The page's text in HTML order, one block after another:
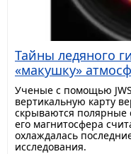
Тайны ледяного
«макушку»
Ученые с помощью
вертикальную карту
скрываются полярные
его магнитосфера
охлаждалась
исследования.